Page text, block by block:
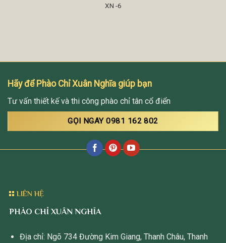
XN -6
Hãy để Phào Chỉ Xuân Nghĩa giúp bạn
Tư vấn thiết kế và thi công phào chỉ tân cổ điển
GỌI NGAY 0981 162 802
LIÊN HỆ
PHÀO CHỈ XUÂN NGHĨA
Địa chỉ: Ngõ 734 Đường Kim Giang, Thanh Châu, Thanh